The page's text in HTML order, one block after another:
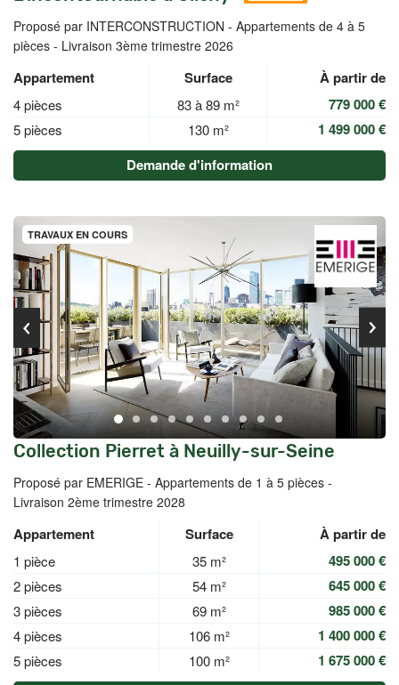
Proposé par INTERCONSTRUCTION - Appartements de 4 à 5
pièces - Livraison 3ème trimestre 2026
Appartement Surface À partir de
4 pièces 83 à 89 m² 779 000 €
5 pièces 130 m²
1 499 000 €
Demande d'information
TRAVAUX EN COURS
Collection Pierret à Neuilly-sur-Seine
Proposé par EMERIGE - Appartements de 1 à 5 pièces -
Livraison 2ème trimestre 2028
Appartement Surface À partir de
1 pièce 35 m² 495 000 €
2 pièces 54 m² 645 000 €
3 pièces 69 m² 985 000 €
4 pièces 106 m² 1 400 000 €
5 pièces 100 m²
1 675 000 €